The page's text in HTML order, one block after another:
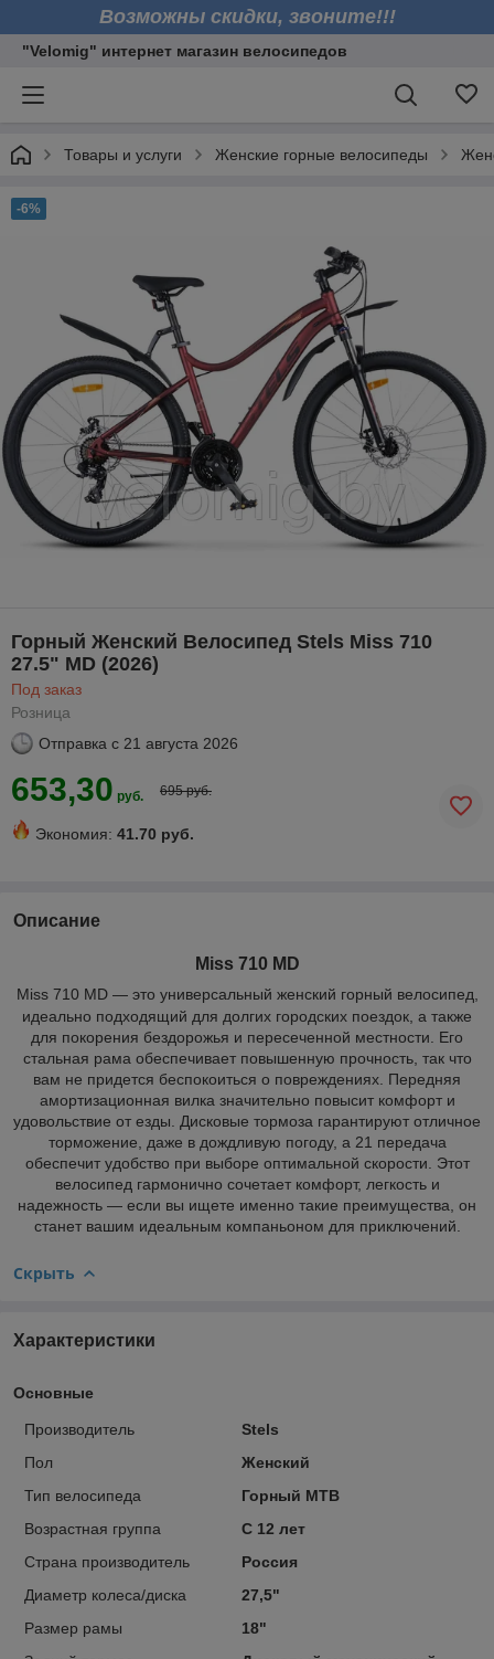
Возможны скидки, звоните!!!
"Velomig" интернет магазин велосипедов
Товары и услуги Женские горные велосипеды
-6%
Горный Женский Велосипед Stels Miss 710
27.5" MD (2026)
Под заказ
Розница
Отправка с 21 августа 2026
653,30 руб. 695 руб.
Экономия: 41.70 руб.
Описание
Miss 710 MD
Miss 710 MD — это универсальный женский горный велосипед,
идеально подходящий для долгих городских поездок, а также
для покорения бездорожья и пересеченной местности. Его
стальная рама обеспечивает повышенную прочность, так что
вам не придется беспокоиться о повреждениях. Передняя
амортизационная вилка значительно повысит комфорт и
удовольствие от езды. Дисковые тормоза гарантируют отличное
торможение, даже в дождливую погоду, а 21 передача
обеспечит удобство при выборе оптимальной скорости. Этот
велосипед гармонично сочетает комфорт, легкость и
надежность — если вы ищете именно такие преимущества, он
станет вашим идеальным компаньоном для приключений.
Скрыть
Характеристики
Основные
Производитель
Stels
Пол
Женский
Тип велосипеда
Горный MTB
Возрастная группа
С 12 лет
Страна производитель
Россия
Диаметр колеса/диска
27,5"
Размер рамы
18"